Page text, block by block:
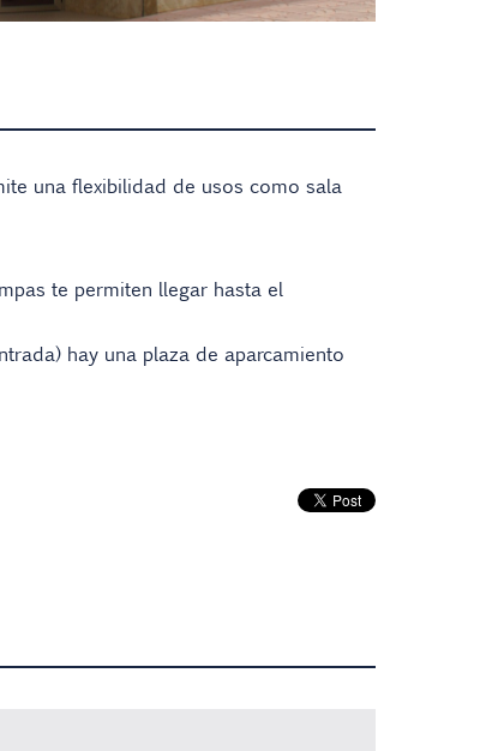
una flexibilidad de usos como sala
te permiten llegar hasta el
hay una plaza de aparcamiento